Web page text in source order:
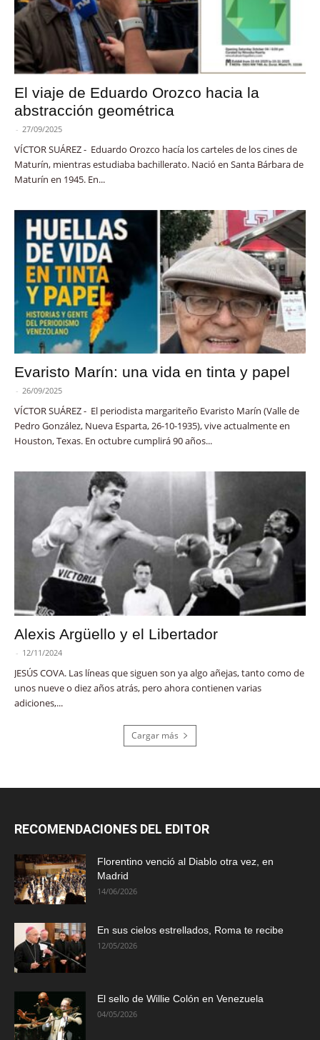
El viaje de Eduardo Orozco hacia la
abstracción geométrica
- 27/09/2025
VÍCTOR SUÁREZ - Eduardo Orozco hacía los carteles de los cines de
Maturín, mientras estudiaba bachillerato. Nació en Santa Bárbara de
Maturín en 1945. En...
Evaristo Marín: una vida en tinta y papel
- 26/09/2025
VÍCTOR SUÁREZ - El periodista margariteño Evaristo Marín (Valle de
Pedro González, Nueva Esparta, 26-10-1935), vive actualmente en
Houston, Texas. En octubre cumplirá 90 años...
Alexis Argüello y el Libertador
- 12/11/2024
JESÚS COVA. Las líneas que siguen son ya algo añejas, tanto como de
unos nueve o diez años atrás, pero ahora contienen varias
adiciones,...
Cargar más
RECOMENDACIONES DEL EDITOR
Florentino venció al Diablo otra vez, en
Madrid
14/06/2026
En sus cielos estrellados, Roma te recibe
12/05/2026
El sello de Willie Colón en Venezuela
04/05/2026